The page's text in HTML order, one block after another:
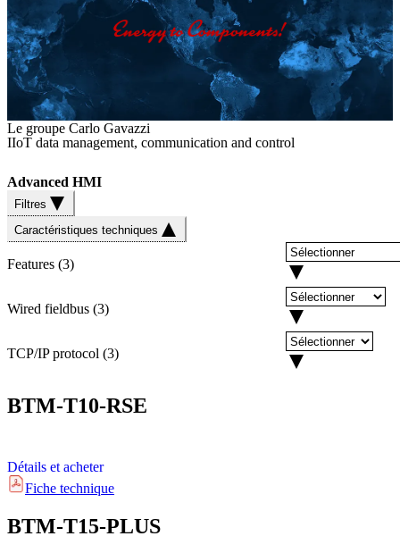
Le groupe Carlo Gavazzi
IIoT data management, communication and control
Advanced HMI
Filtres
Caractéristiques techniques
Features (3)
Wired fieldbus (3)
TCP/IP protocol (3)
BTM-T10-RSE
Détails et acheter
Fiche technique
BTM-T15-PLUS